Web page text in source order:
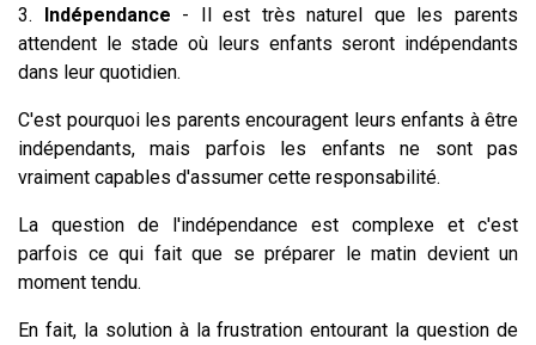
3. Indépendance - Il est très naturel que les parents
attendent le stade où leurs enfants seront indépendants
dans leur quotidien.
C'est pourquoi les parents encouragent leurs enfants à être
indépendants, mais parfois les enfants ne sont pas
vraiment capables d'assumer cette responsabilité.
La question de l'indépendance est complexe et c'est
parfois ce qui fait que se préparer le matin devient un
moment tendu.
En fait, la solution à la frustration entourant la question de